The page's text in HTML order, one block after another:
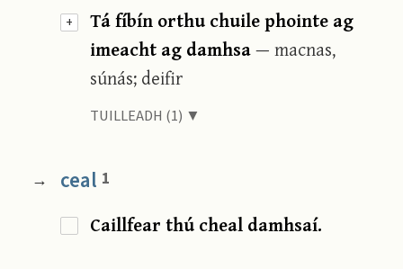
+
Tá fíbín orthu chuile phointe ag
imeacht ag damhsa— macnas,
súnás; deifir
TUILLEADH (1) ▼
→ ceal 1
Caillfear thú cheal damhsaí.